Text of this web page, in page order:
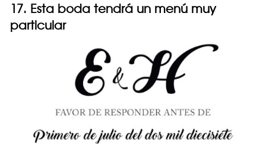
17. Esta boda tendrá un menú muy
particular